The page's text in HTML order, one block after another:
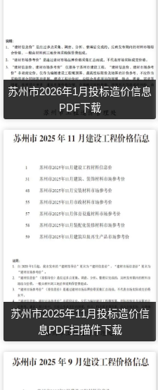
苏州市2026年1月投标造价信息
PDF下载
苏州市2025年11月投标造价信
息PDF扫描件下载